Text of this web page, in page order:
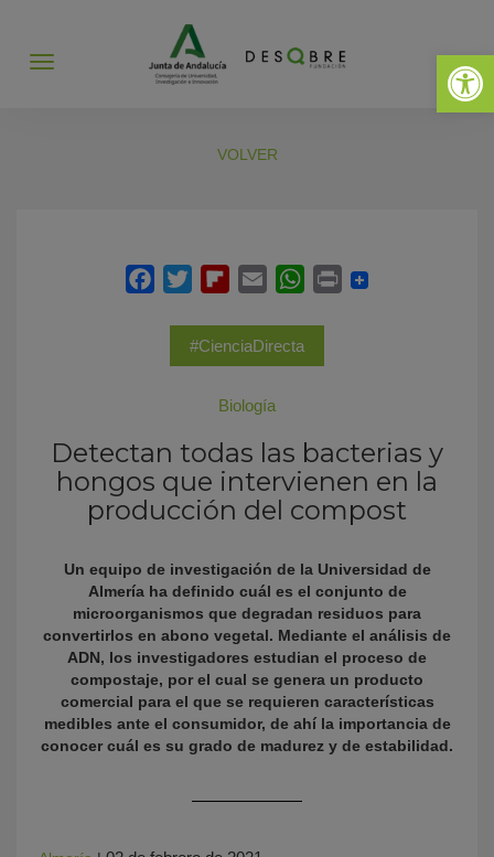
Abrir
Abrir
VOLVER
#CienciaDirecta
Biología
Detectan todas las bacterias y
hongos que intervienen en la
producción del compost
Un equipo de investigación de la Universidad de
Almería ha definido cuál es el conjunto de
microorganismos que degradan residuos para
convertirlos en abono vegetal. Mediante el análisis de
ADN, los investigadores estudian el proceso de
compostaje, por el cual se genera un producto
comercial para el que se requieren características
medibles ante el consumidor, de ahí la importancia de
conocer cuál es su grado de madurez y de estabilidad.